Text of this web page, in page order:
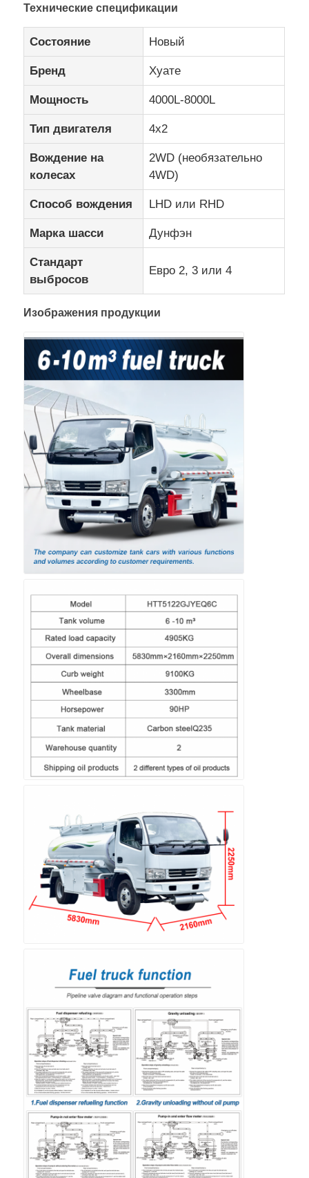
Технические спецификации
Состояние Новый
Бренд Хуате
Мощность 4000L-8000L
Тип двигателя 4х2
Вождение на
колесах
2WD (необязательно
4WD)
Способ вождения LHD или RHD
Марка шасси Дунфэн
Стандарт
выбросов
Евро 2, 3 или 4
Изображения продукции